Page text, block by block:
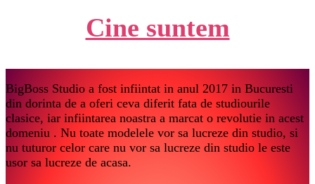
Cine suntem
BigBoss Studio a fost infiintat in anul 2017 in Bucuresti
din dorinta de a oferi ceva diferit fata de studiourile
clasice, iar infiintarea noastra a marcat o revolutie in acest
domeniu . Nu toate modelele vor sa lucreze din studio, si
nu tuturor celor care nu vor sa lucreze din studio le este
usor sa lucreze de acasa.